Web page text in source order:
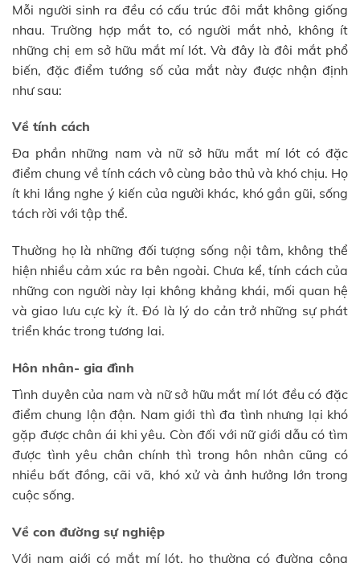
Mỗi người sinh ra đều có cấu trúc đôi mắt không giống
nhau. Trường hợp mắt to, có người mắt nhỏ, không ít
những chị em sở hữu mắt mí lót. Và đây là đôi mắt phổ
biến, đặc điểm tướng số của mắt này được nhận định
như sau:
Về tính cách
Đa phần những nam và nữ sở hữu mắt mí lót có đặc
điểm chung về tính cách vô cùng bảo thủ và khó chịu. Họ
ít khi lắng nghe ý kiến của người khác, khó gần gũi, sống
tách rời với tập thể.
Thường họ là những đối tượng sống nội tâm, không thể
hiện nhiều cảm xúc ra bên ngoài. Chưa kể, tính cách của
những con người này lại không khảng khái, mối quan hệ
và giao lưu cực kỳ ít. Đó là lý do cản trở những sự phát
triển khác trong tương lai.
Hôn nhân- gia đình
Tình duyên của nam và nữ sở hữu mắt mí lót đều có đặc
điểm chung lận đận. Nam giới thì đa tình nhưng lại khó
gặp được chân ái khi yêu. Còn đối với nữ giới dẫu có tìm
được tình yêu chân chính thì trong hôn nhân cũng có
nhiều bất đồng, cãi vã, khó xử và ảnh hưởng lớn trong
cuộc sống.
Về con đường sự nghiệp
Với nam giới có mắt mí lót, họ thường có đường công